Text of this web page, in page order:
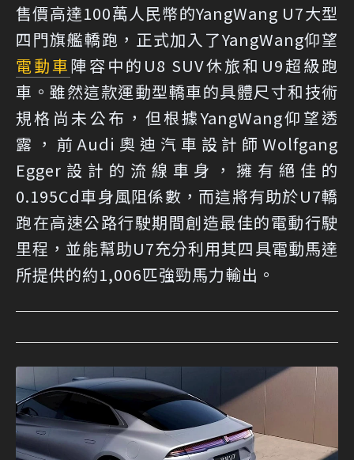
售價高達100萬人民幣的YangWang U7大型
四門旗艦轎跑，正式加入了YangWang仰望
電動車陣容中的U8 SUV休旅和U9超級跑
車。雖然這款運動型轎車的具體尺寸和技術
規格尚未公布，但根據YangWang仰望透
露，前Audi奧迪汽車設計師Wolfgang
Egger設計的流線車身，擁有絕佳的
0.195Cd車身風阻係數，而這將有助於U7轎
跑在高速公路行駛期間創造最佳的電動行駛
里程，並能幫助U7充分利用其四具電動馬達
所提供的約1,006匹強勁馬力輸出。